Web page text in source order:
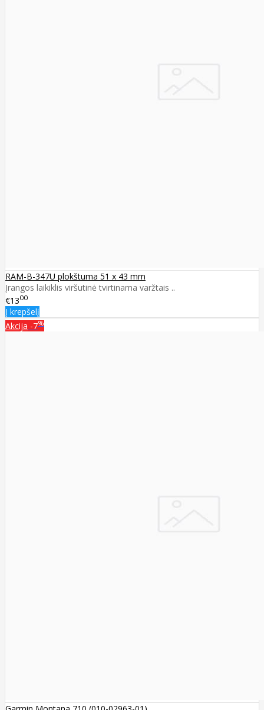
RAM-B-347U plokštuma 51 x 43 mm
Įrangos laikiklis viršutinė tvirtinama varžtais ..
€1300
Į krepšelį
Akcija -7%